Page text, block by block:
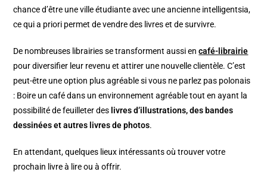
chance d’être une ville étudiante avec une ancienne intelligentsia,
ce qui a priori permet de vendre des livres et de survivre.
De nombreuses librairies se transforment aussi encafé-librairie
pour diversifier leur revenu et attirer une nouvelle clientèle. C’est
peut-être une option plus agréable si vous ne parlez pas polonais
: Boire un café dans un environnement agréable tout en ayant la
possibilité de feuilleter des livres d’illustrations, des bandes
dessinées et autres livres de photos.
En attendant, quelques lieux intéressants où trouver votre
prochain livre à lire ou à offrir.